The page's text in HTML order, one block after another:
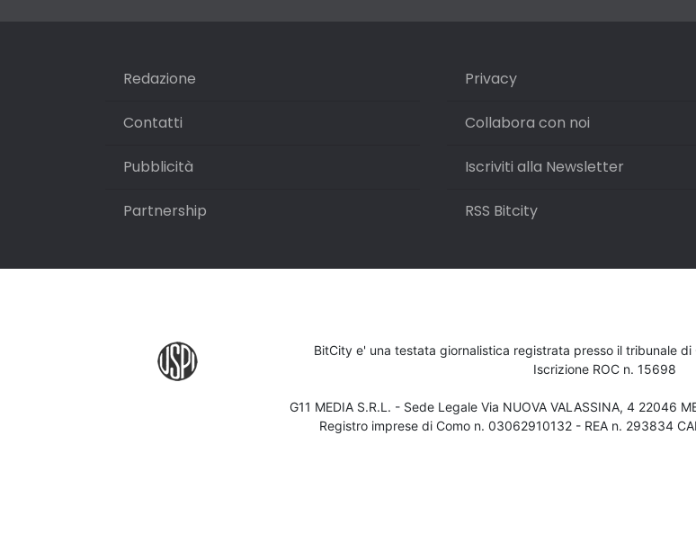
Redazione
Contatti
Pubblicità
Partnership
Privacy
Collabora con noi
Iscriviti alla Newsletter
RSS Bitcity
BitCity e' una testata giornalistica registrata presso il tribunale
Iscrizione ROC n. 15698
G11 MEDIA S.R.L. - Sede Legale Via NUOVA VALASSINA, 4 22046
Registro imprese di Como n. 03062910132 - REA n. 293834